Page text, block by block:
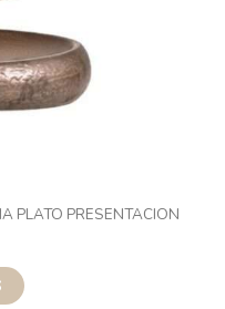
PLATO PRESENTACION